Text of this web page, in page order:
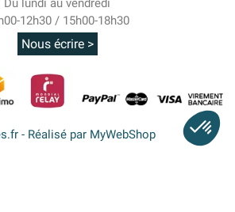
Du lundi au vendredi
12h30 / 15h00-18h30
Nous écrire >
- Réalisé par MyWebShop